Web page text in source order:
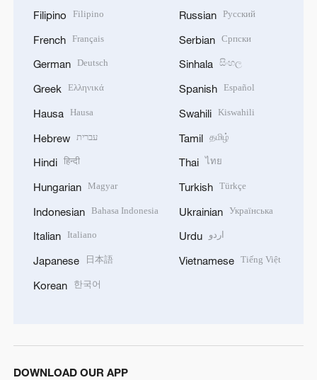
Filipino Filipino
French Français
German Deutsch
Greek Ελληνικά
Hausa Hausa
Hebrew עברית
Hindi हिन्दी
Hungarian Magyar
Indonesian Bahasa Indonesia
Italian Italiano
Japanese 日本語
Korean 한국어
Russian Русский
Serbian Српски
Sinhala සිංහල
Spanish Español
Swahili Kiswahili
Tamil தமிழ்
Thai ไทย
Turkish Türkçe
Ukrainian Українська
Urdu اردو
Vietnamese Tiếng Việt
DOWNLOAD OUR APP